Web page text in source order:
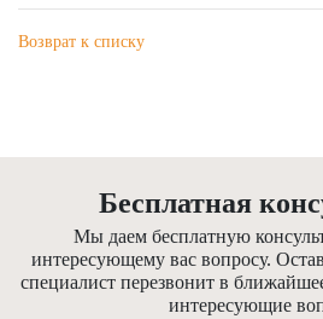
Возврат к списку
Бесплатная
Мы даем бесплатную
интересующему вас вопросу.
специалист перезвонит в
интересующие